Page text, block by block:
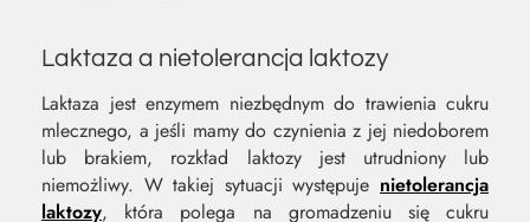
Laktaza a nietolerancja laktozy
Laktaza jest enzymem niezbędnym do trawienia cukru
mlecznego, a jeśli mamy do czynienia z jej niedoborem
lub brakiem, rozkład laktozy jest utrudniony lub
niemożliwy. W takiej sytuacji występuje nietolerancja
laktozy, która polega na gromadzeniu się cukru